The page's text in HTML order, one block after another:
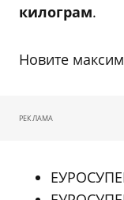
килограм.
Новите
РЕКЛАМА